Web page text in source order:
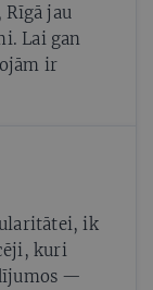
jau
Lai gan
ir
ik
kuri
—